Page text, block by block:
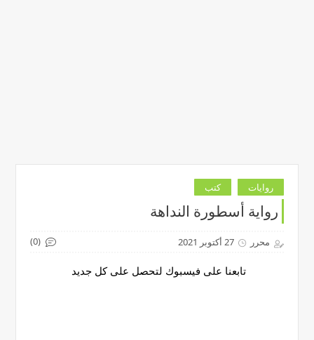
روايات كتب
رواية أسطورة النداهة
محرر 27 أكتوبر 2021 (0)
تابعنا على فيسبوك لتحصل على كل جديد